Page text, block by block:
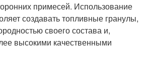
примесей. Использование
создавать топливные гранулы,
своего состава и,
высокими качественными